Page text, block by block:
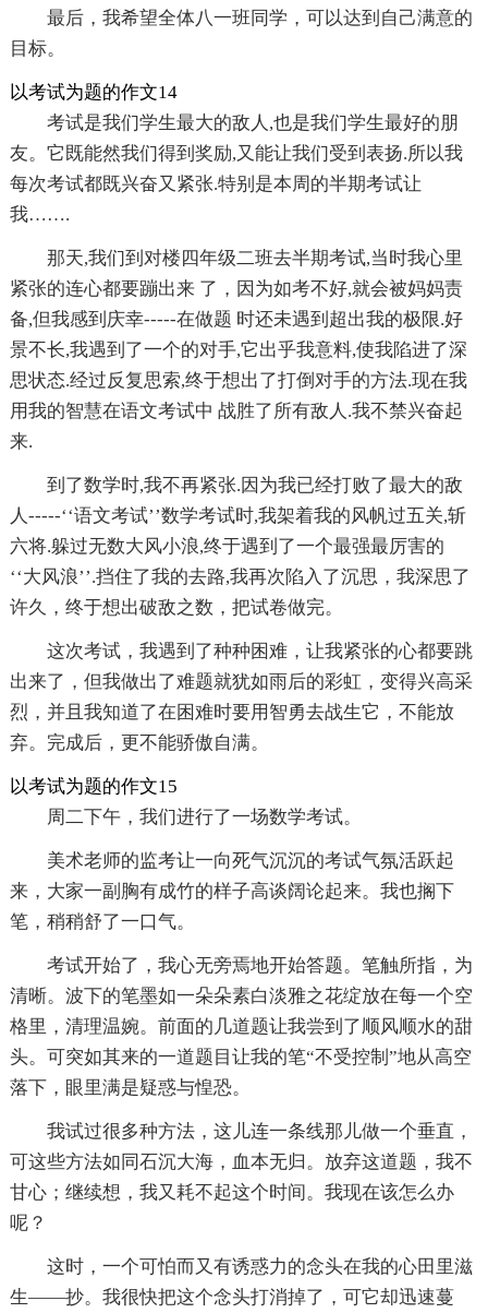
最后，我希望全体八一班同学，可以达到自己满意的
目标。
以考试为题的作文14
考试是我们学生最大的敌人,也是我们学生最好的朋
友。它既能然我们得到奖励,又能让我们受到表扬.所以我
每次考试都既兴奋又紧张.特别是本周的半期考试让
我…….
那天,我们到对楼四年级二班去半期考试,当时我心里
紧张的连心都要蹦出来 了，因为如考不好,就会被妈妈责
备,但我感到庆幸-----在做题 时还未遇到超出我的极限.好
景不长,我遇到了一个的对手,它出乎我意料,使我陷进了深
思状态.经过反复思索,终于想出了打倒对手的方法.现在我
用我的智慧在语文考试中 战胜了所有敌人.我不禁兴奋起
来.
到了数学时,我不再紧张.因为我已经打败了最大的敌
人-----‘‘语文考试’’数学考试时,我架着我的风帆过五关,斩
六将.躲过无数大风小浪,终于遇到了一个最强最厉害的
‘‘大风浪’’.挡住了我的去路,我再次陷入了沉思，我深思了
许久，终于想出破敌之数，把试卷做完。
这次考试，我遇到了种种困难，让我紧张的心都要跳
出来了，但我做出了难题就犹如雨后的彩虹，变得兴高采
烈，并且我知道了在困难时要用智勇去战生它，不能放
弃。完成后，更不能骄傲自满。
以考试为题的作文15
周二下午，我们进行了一场数学考试。
美术老师的监考让一向死气沉沉的考试气氛活跃起
来，大家一副胸有成竹的样子高谈阔论起来。我也搁下
笔，稍稍舒了一口气。
考试开始了，我心无旁焉地开始答题。笔触所指，为
清晰。波下的笔墨如一朵朵素白淡雅之花绽放在每一个空
格里，清理温婉。前面的几道题让我尝到了顺风顺水的甜
头。可突如其来的一道题目让我的笔“不受控制”地从高空
落下，眼里满是疑惑与惶恐。
我试过很多种方法，这儿连一条线那儿做一个垂直，
可这些方法如同石沉大海，血本无归。放弃这道题，我不
甘心；继续想，我又耗不起这个时间。我现在该怎么办
呢？
这时，一个可怕而又有诱惑力的念头在我的心田里滋
生——抄。我很快把这个念头打消掉了，可它却迅速蔓